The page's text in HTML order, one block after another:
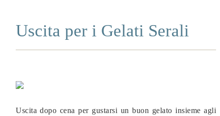
Uscita per i Gelati Serali
Uscita dopo cena per gustarsi un buon gelato insieme agli